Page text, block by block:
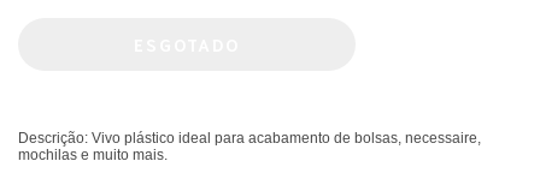
Descrição: Vivo plástico ideal para acabamento de bolsas, necessaire,
mochilas e muito mais.